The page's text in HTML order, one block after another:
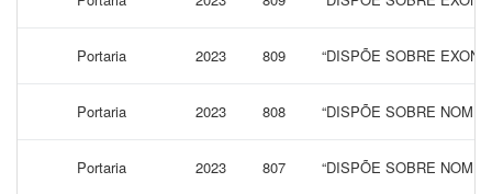
Portaria 2023 809 “DISPÕE SOBRE
Portaria 2023 808 “DISPÕE SOBRE
Portaria 2023 807 “DISPÕE SOBRE